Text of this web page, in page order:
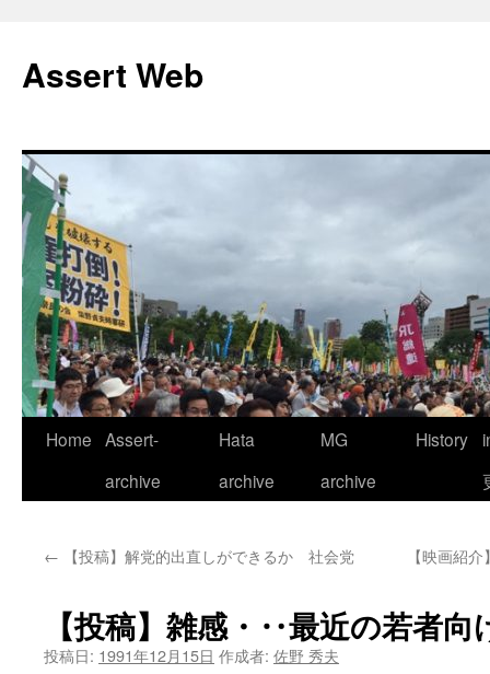
テ
ン
ス
キ
ッ
プ
Assert Web
Home Assert-
archive
Hata
archive
MG
archive
History
← 【投稿】解党的出直しができるか 社会党 【映画紹
【投稿】雑感・‥最近の若者
投稿日: 1991年12月15日 作成者: 佐野 秀夫